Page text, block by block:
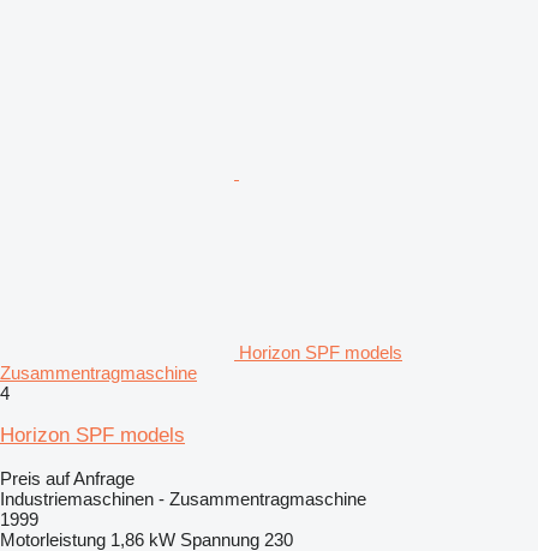
Horizon SPF models
Zusammentragmaschine
4
Horizon SPF models
Preis auf Anfrage
Industriemaschinen - Zusammentragmaschine
1999
Motorleistung 1,86 kW Spannung 230